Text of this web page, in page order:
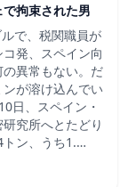
拘束された男
で、税関職員が
発、スペイン向
異常もない。だ
が溶け込んでい
日、スペイン・
究所へとたどり
トン、うち1.…